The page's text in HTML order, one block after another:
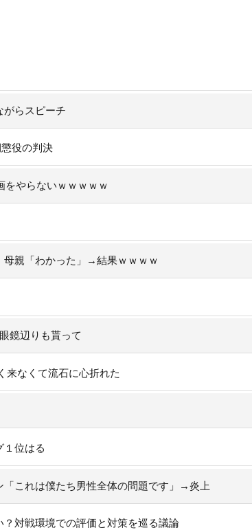
がらスピーチ
役の判決
をやらないｗｗｗｗｗ
母親「わかった」→結果ｗｗｗｗ
鏡辺りも貰って
来なくて流石に心折れた
１位はる
これは僕たち男性全体の問題です」→炎上
？対戦環境での評価と対策を巡る議論